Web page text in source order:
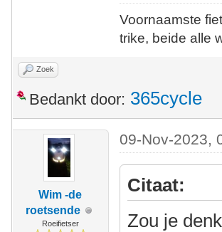
Voornaamste
trike, beide alle
Zoek
Bedankt door: 365cycle
Wim -de
roetsende
Roeifietser
09-Nov-2023,
Citaat:
Zou je